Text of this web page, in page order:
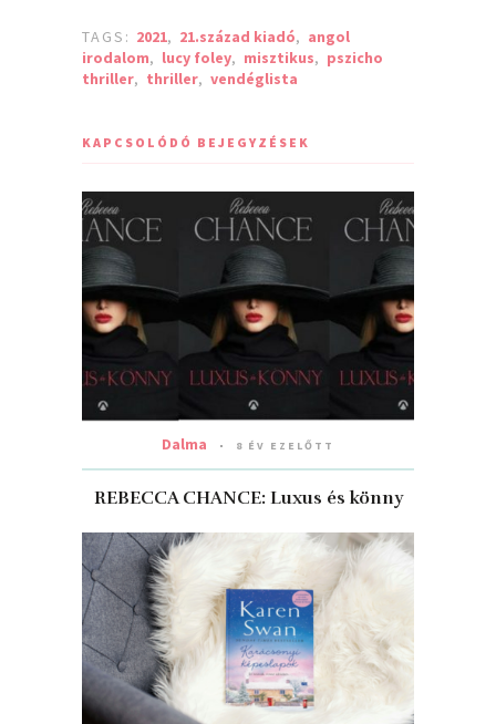
TAGS: 2021, 21.század kiadó, angol
irodalom, lucy foley, misztikus, pszicho
thriller, thriller, vendéglista
KAPCSOLÓDÓ BEJEGYZÉSEK
Dalma 8 ÉV EZELŐTT
REBECCA CHANCE: Luxus ​és könny